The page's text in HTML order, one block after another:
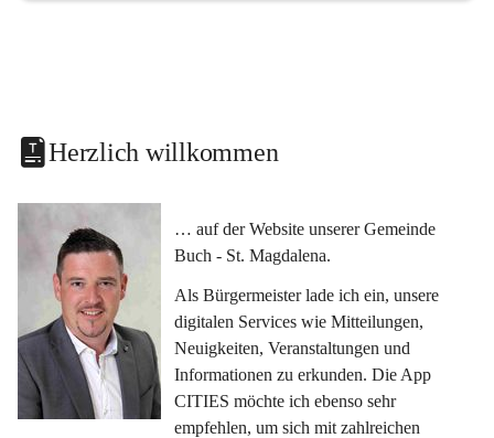
Herzlich willkommen
… auf der Website unserer Gemeinde
Buch - St. Magdalena.
Als Bürgermeister lade ich ein, unsere
digitalen Services wie Mitteilungen,
Neuigkeiten, Veranstaltungen und
Informationen zu erkunden. Die App
CITIES möchte ich ebenso sehr
empfehlen, um sich mit zahlreichen